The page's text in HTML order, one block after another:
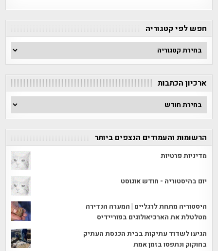
חפש לפי קטגוריה
חפש
לפי
ארכיון הכתבות
ארכיון
הכתבות
הרשומות והעמודים הנצפים ביותר
מדיניות פרטיות
יום בהיסטוריה - חודש אוגוסט
היסטוריה מתחת לרגליים | המערה הנדירה
מטלטלת את הארכיאולוגים בפוריידיס
הגיעו לשדוד עתיקות בבית הכנסת העתיק
בחוקוק ונתפסו בזמן אמת